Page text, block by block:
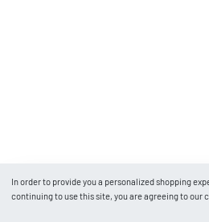
In order to provide you a personalized shopping
continuing to use this site, you are agreeing to our